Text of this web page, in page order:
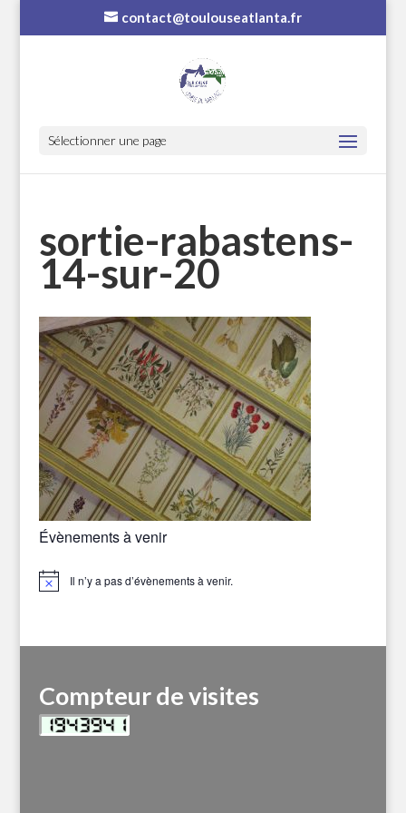
contact@toulouseatlanta.fr
Sélectionner une page
sortie-rabastens-
14-sur-20
Évènements à venir
Notice Il n’y a pas d’évènements à venir.
Compteur de visites